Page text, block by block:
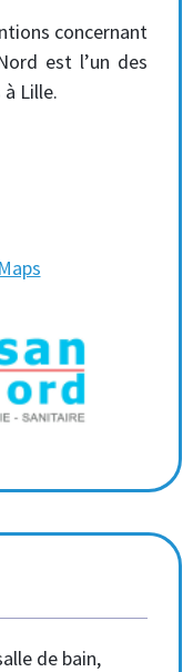
concernant
est l’un des
Lille.
de bain,